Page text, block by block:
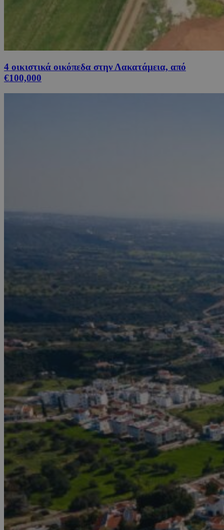
4 οικιστικά οικόπεδα στην Λακατάμεια, από
€100,000